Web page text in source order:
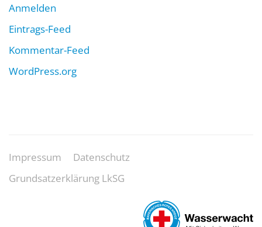
Anmelden
Eintrags-Feed
Kommentar-Feed
WordPress.org
Impressum
Datenschutz
Grundsatzerklärung LkSG